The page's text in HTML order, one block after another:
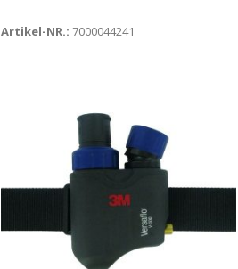
Artikel-NR.: 7000044241